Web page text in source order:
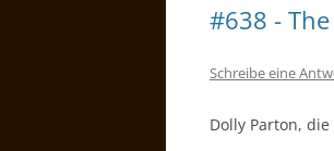
#638 -
Schreibe eine
Dolly Parton,